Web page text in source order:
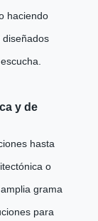
haciendo
diseñados
y de
hasta
o
grama
para